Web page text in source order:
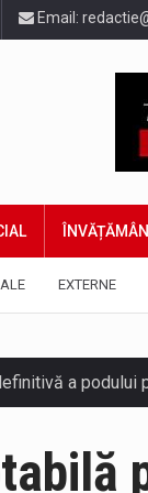
Email:
EXTERNE
națională